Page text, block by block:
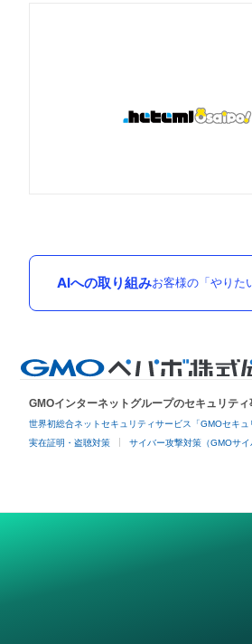
AIへの取り組みお客様の「やりた
GMOインターネットグループのセキュリティ
世界初総合ネットセキュリティサービス「GMOセキュ
実在証明・盗聴対策 サイバー攻撃対策（GMOサ